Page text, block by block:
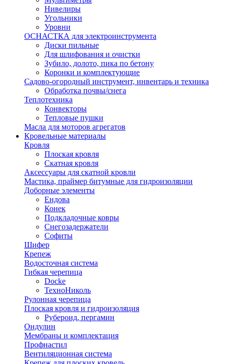
Нивелиры
Угольники
Уровни
ОСНАСТКА для электроинструмента
Диски пильные
Для шлифования и очистки
Зубило, долото, пика по бетону
Коронки и комплектующие
Садово-огородный инструмент, инвентарь и техника
Обработка почвы/снега
Теплотехника
Конвекторы
Тепловые пушки
Масла для моторов агрегатов
Кровельные материалы
Кровля
Плоская кровля
Скатная кровля
Аксессуары для скатной кровли
Мастика, праймер битумные для гидроизоляции
Доборные элементы
Ендова
Конек
Подкладочные ковры
Снегозадержатели
Софиты
Шифер
Крепеж
Водосточная система
Гибкая черепица
Docke
ТехноНиколь
Рулонная черепица
Плоская кровля и гидроизоляция
Рубероид, пергамин
Ондулин
Мембраны и комплектация
Профнастил
Вентиляционная система